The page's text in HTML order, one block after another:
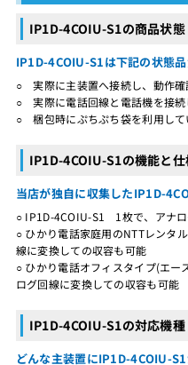
IP1D-4COIU-S1の商品状態
IP1D-4COIU-S1は下記の状態
○ 実際に主装置へ接続し、動作
○ 実際に電話回線と電話機を接
○ 梱包時にぷちぷち袋を利用して
IP1D-4COIU-S1の機能と
当店が独自に収集したIP1D-
○ IP1D-4COIU-S1 1枚で、アナ
○ ひかり電話家庭用のNTTレンタ
線に変換しての収容も可能
○ ひかり電話オフィスタイプ(エー
ログ回線に変換しての収容も可能
IP1D-4COIU-S1の対応機種
どんな主装置にIP1D-4COIU-